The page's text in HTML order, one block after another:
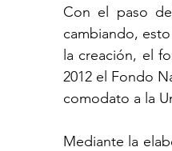
Con el paso
cambiando,
la creación, el
2012 el Fondo
comodato a la
Mediante la